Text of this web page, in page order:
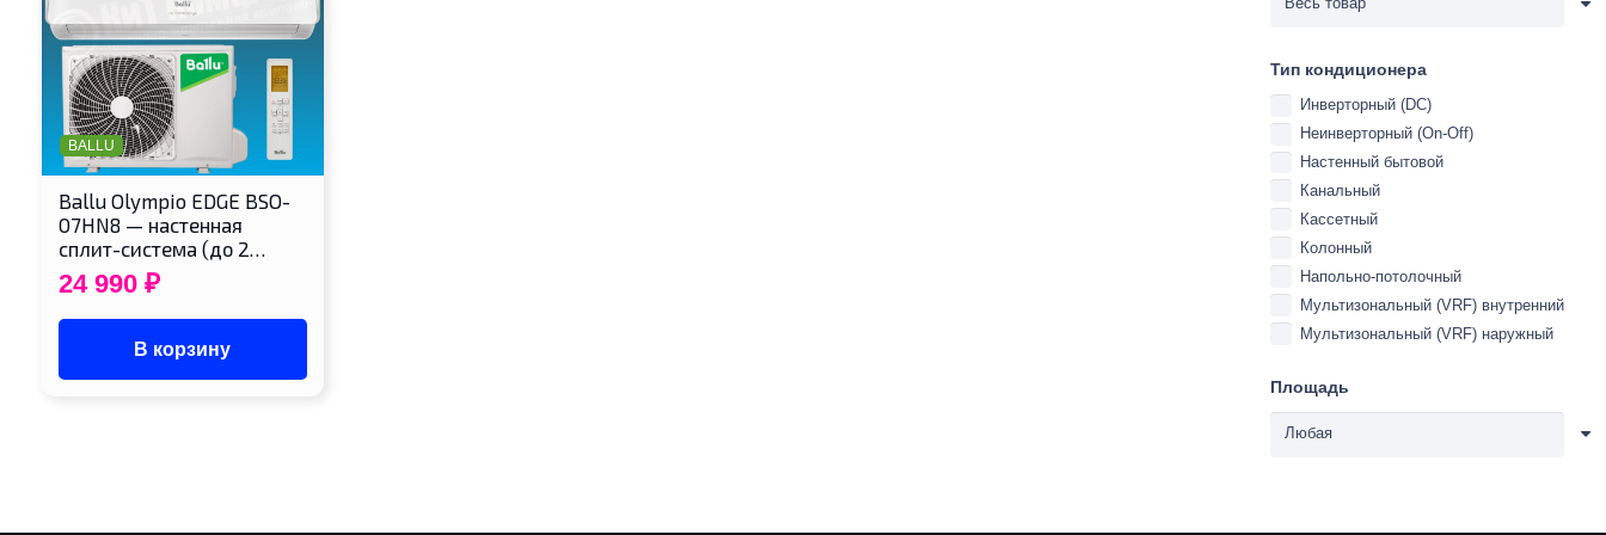
BALLU
Ballu Olympio EDGE BSO-
07HN8 — настенная
сплит-система (до 2…
24 990 ₽
В корзину
Тип кондиционера
Инверторный (DC)
Неинверторный (On-Off)
Настенный бытовой
Канальный
Кассетный
Колонный
Напольно-потолочный
Мультизональный (VRF) внутренний
Мультизональный (VRF) наружный
Площадь